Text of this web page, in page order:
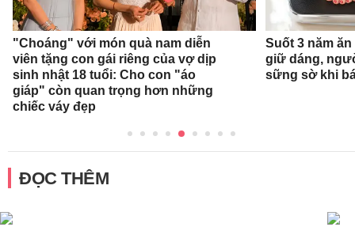
"Choáng" với món quà nam diễn
viên tặng con gái riêng của vợ dịp
sinh nhật 18 tuổi: Cho con "áo
giáp" còn quan trọng hơn những
chiếc váy đẹp
Suốt 3 năm
giữ dáng,
sững sờ khi
ĐỌC THÊM